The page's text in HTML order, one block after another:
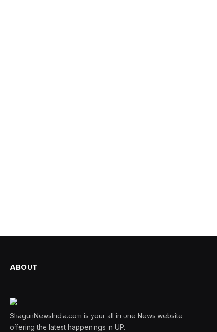
ABOUT
ShagunNewsIndia.com is your all in one News website
offering the latest happenings in UP.